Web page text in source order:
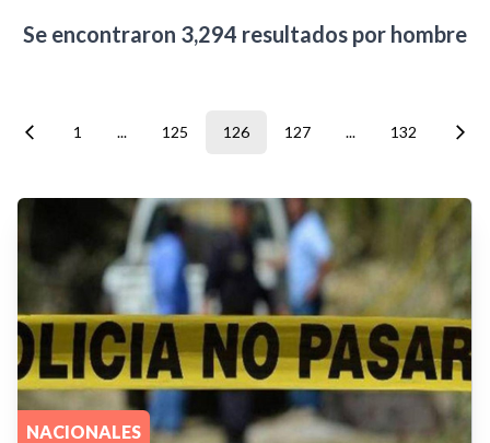
Se encontraron 3,294 resultados por hombre
1 ... 125 126 127 ... 132
NACIONALES